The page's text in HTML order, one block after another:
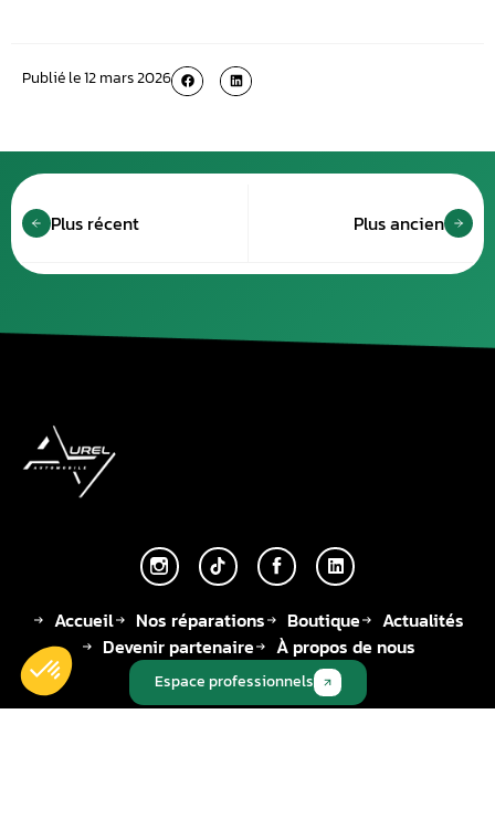
Publié le12 mars 2026
Plus récent Plus ancien
Accueil Nos réparations Boutique
Actualités
Devenir partenaire
À propos de nous
Espace professionnels